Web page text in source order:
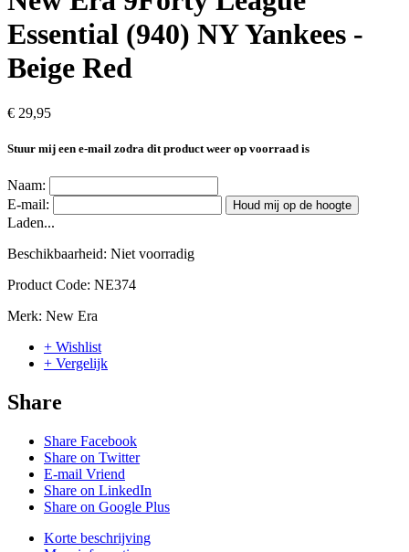
Essential (940) NY Yankees -
Beige Red
€ 29,95
Stuur mij een e-mail zodra dit product weer op voorraad is
Naam:
E-mail:
Houd mij op de hoogte
Laden...
Beschikbaarheid: Niet voorradig
Product Code: NE374
Merk: New Era
+ Wishlist
+ Vergelijk
Share
Share Facebook
Share on Twitter
E-mail Vriend
Share on LinkedIn
Share on Google Plus
Korte beschrijving